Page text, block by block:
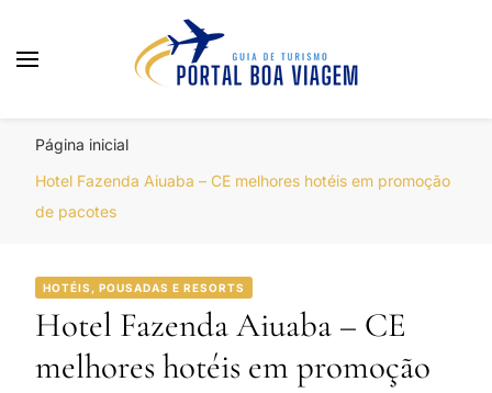
Página inicial
Hotel Fazenda Aiuaba – CE melhores hotéis em promoção
de pacotes
HOTÉIS, POUSADAS E RESORTS
Hotel Fazenda Aiuaba – CE
melhores hotéis em promoção